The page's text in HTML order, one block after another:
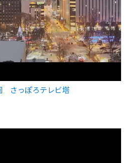
さっぽろテレビ塔